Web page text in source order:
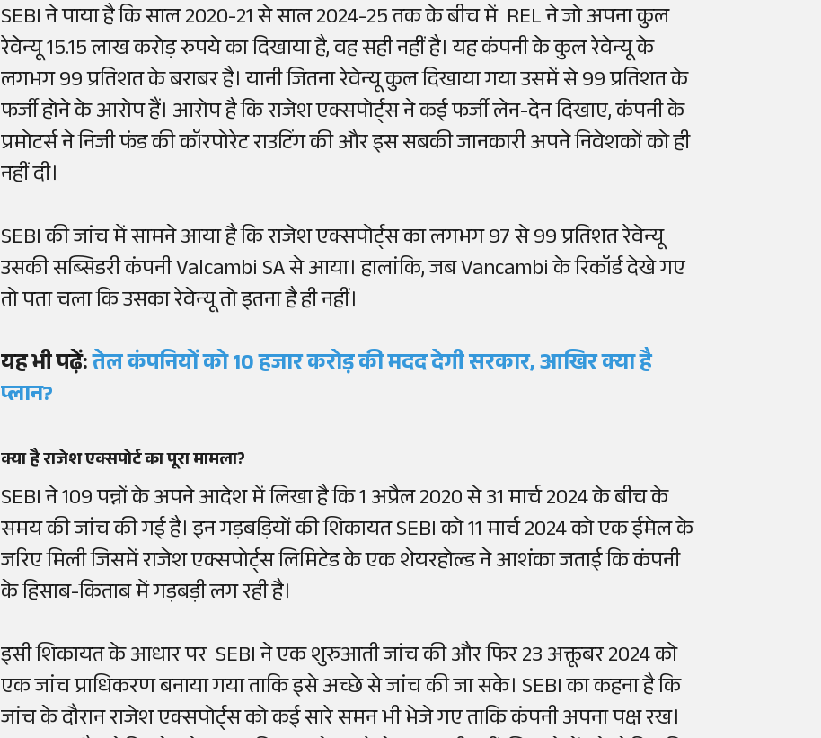
SEBI ने पाया है कि साल 2020-21 से साल 2024-25 तक के बीच में REL ने जो अपना कुल
रेवेन्यू 15.15 लाख करोड़ रुपये का दिखाया है, वह सही नहीं है। यह कंपनी के कुल रेवेन्यू के
लगभग 99 प्रतिशत के बराबर है। यानी जितना रेवेन्यू कुल दिखाया गया उसमें से 99 प्रतिशत के
फर्जी होने के आरोप हैं। आरोप है कि राजेश एक्सपोर्ट्स ने कई फर्जी लेन-देन दिखाए, कंपनी के
प्रमोटर्स ने निजी फंड की कॉरपोरेट राउटिंग की और इस सबकी जानकारी अपने निवेशकों को ही
नहीं दी।
SEBI की जांच में सामने आया है कि राजेश एक्सपोर्ट्स का लगभग 97 से 99 प्रतिशत रेवेन्यू
उसकी सब्सिडरी कंपनी Valcambi SA से आया। हालांकि, जब Vancambi के रिकॉर्ड देखे गए
तो पता चला कि उसका रेवेन्यू तो इतना है ही नहीं।
यह भी पढ़ें:तेल कंपनियों को 10 हजार करोड़ की मदद देगी सरकार, आखिर क्या है
प्लान?
क्या है राजेश एक्सपोर्ट का पूरा मामला?
SEBI ने 109 पन्नों के अपने आदेश में लिखा है कि 1 अप्रैल 2020 से 31 मार्च 2024 के बीच के
समय की जांच की गई है। इन गड़बड़ियों की शिकायत SEBI को 11 मार्च 2024 को एक ईमेल के
जरिए मिली जिसमें राजेश एक्सपोर्ट्स लिमिटेड के एक शेयरहोल्ड ने आशंका जताई कि कंपनी
के हिसाब-किताब में गड़बड़ी लग रही है।
इसी शिकायत के आधार पर SEBI ने एक शुरुआती जांच की और फिर 23 अक्तूबर 2024 को
एक जांच प्राधिकरण बनाया गया ताकि इसे अच्छे से जांच की जा सके। SEBI का कहना है कि
जांच के दौरान राजेश एक्सपोर्ट्स को कई सारे समन भी भेजे गए ताकि कंपनी अपना पक्ष रख।